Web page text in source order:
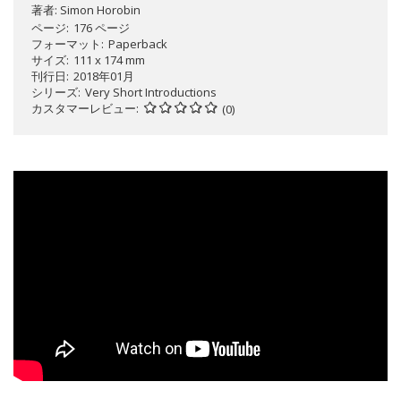
著者: Simon Horobin
ページ 176 ページ
フォーマット
Paperback
サイズ 111 x 174 mm
刊行日 2018年01月
シリーズ Very Short Introductions
カスタマーレビュー
(0)